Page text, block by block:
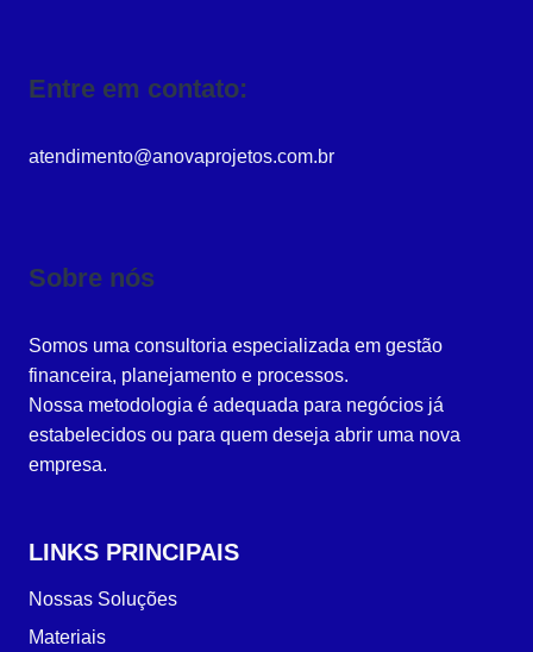
Entre em contato:
atendimento@anovaprojetos.com.br
Sobre nós
Somos uma consultoria especializada em gestão
financeira, planejamento e processos.
Nossa metodologia é adequada para negócios já
estabelecidos ou para quem deseja abrir uma nova
empresa.
LINKS PRINCIPAIS
Nossas Soluções
Materiais